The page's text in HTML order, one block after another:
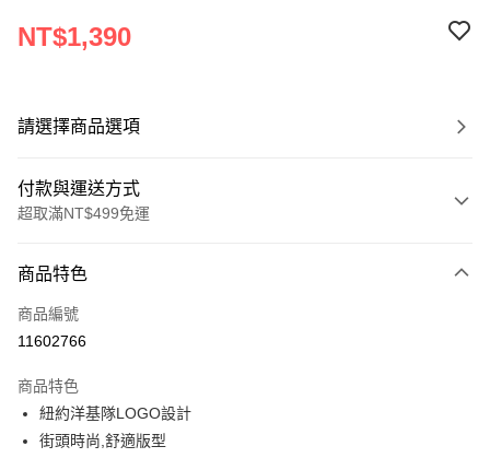
NT$1,390
請選擇商品選項
付款與運送方式
超取滿NT$499免運
信用卡一次付款
超商取貨付款
Apple Pay
街口支付
商品特色
商品編號
11602766
商品特色
紐約洋基隊LOGO設計
街頭時尚,舒適版型